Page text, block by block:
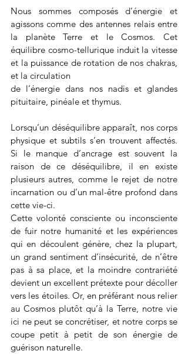
Nous sommes composés d’énergie et
agissons comme des antennes relais entre
la planète Terre et le Cosmos. Cet
équilibre cosmo-tellurique induit la vitesse
et la puissance de rotation de nos chakras,
et la circulation
de l’énergie dans nos nadis et glandes
pituitaire, pinéale et thymus.
Lorsqu’un déséquilibre apparaît, nos corps
physique et subtils s’en trouvent affectés.
Si le manque d’ancrage est souvent la
raison de ce déséquilibre, il en existe
plusieurs autres, comme le rejet de notre
incarnation ou d’un mal-être profond dans
cette vie-ci.
Cette volonté consciente ou inconsciente
de fuir notre humanité et les expériences
qui en découlent génère, chez la plupart,
un grand sentiment d’insécurité, de n’être
pas à sa place, et la moindre contrariété
devient un excellent prétexte pour décoller
vers les étoiles. Or, en préférant nous relier
au Cosmos plutôt qu’à la Terre, notre vie
ici ne peut se concrétiser, et notre corps se
coupe petit à petit de son énergie de
guérison naturelle.